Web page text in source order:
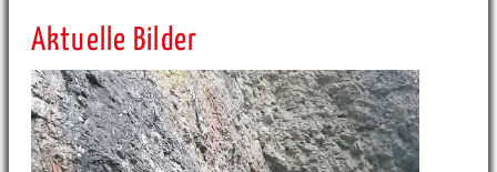
Aktuelle Bilder